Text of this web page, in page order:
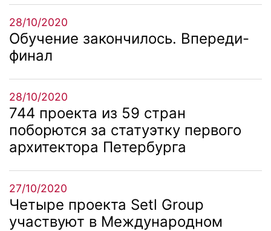
28/10/2020
Обучение закончилось. Впереди-
финал
28/10/2020
744 проекта из 59 стран
поборются за статуэтку первого
архитектора Петербурга
27/10/2020
Четыре проекта Setl Group
участвуют в Международном